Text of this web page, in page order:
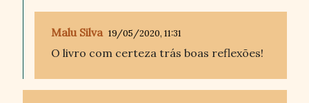
Malu Silva 19/05/2020, 11:31
O livro com certeza trás boas reflexões!